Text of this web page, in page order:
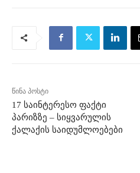
წინა პოსტი
17 საინტერესო ფაქტი
პარიზზე – სიყვარულის
ქალაქის საიდუმლოებები